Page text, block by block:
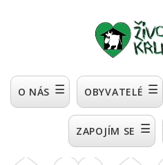
O NÁS ☰ OBYVATELÉ ☰
ZAPOJÍM SE ☰